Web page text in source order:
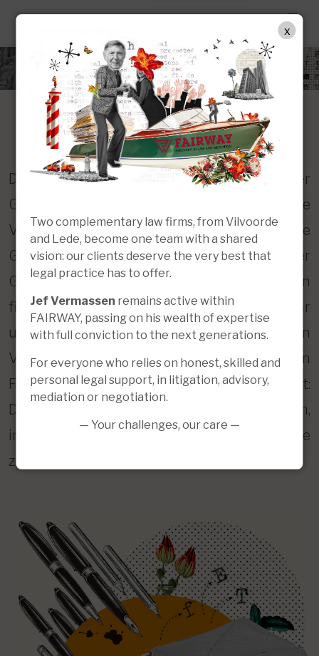
Unternehmensrecht
Die Gründung oder Auflösung einer
Gesellschaft oder eines Vereins, die
Verhandlung von Verträgen, uneinige
Gesellschafter, ein haftpflichtiger
Geschäftsführer, ein Unternehmen in
finanziellen Schwierigkeiten, die Abwehr
unlauterer Geschäftspraktiken oder ein
Verbraucher, der an einem gekauften
Fahrzeug einen versteckten Mangel entdeckt:
Dies sind nur einige Beispiele für Situationen,
in denen das Unternehmensrecht eine
zentrale Rolle spielt.
Two complementary law firms, from Vilvoorde
and Lede, become one team with a shared
vision: our clients deserve the very best that
legal practice has to offer.
Jef Vermassen remains active within
FAIRWAY, passing on his wealth of expertise
with full conviction to the next generations.
For everyone who relies on honest, skilled and
personal legal support, in litigation, advisory,
mediation or negotiation.
— Your challenges, our care —
x